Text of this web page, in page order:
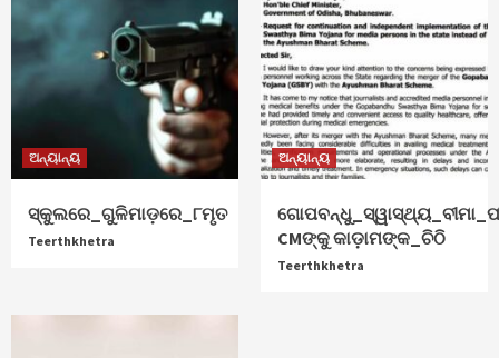
ଅନ୍ୟାନ୍ୟ
ସ୍କୁଲରେ_ଗୁଳିମାଡ଼ରେ_୮ମୃତ
Teerthkhetra
ଅନ୍ୟାନ୍ୟ
CMଙ୍କୁ କାଡ଼ାମଙ୍କ_ଚିଠି
Teerthkhetra